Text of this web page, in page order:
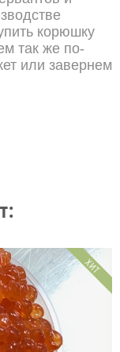
корюшку
так же по-
или завернем
ХИТ